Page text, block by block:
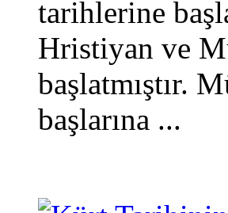
tarihlerine
Hristiyan ve
başlatmıştır.
başlarına ...